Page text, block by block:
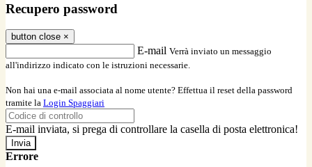
Recupero password
button close ×
E-mail Verrà inviato un messaggio
all'indirizzo indicato con le istruzioni necessarie.
Non hai una e-mail associata al nome utente? Effettua il reset della password
tramite la Login Spaggiari
E-mail inviata, si prega di controllare la casella di posta elettronica!
Errore